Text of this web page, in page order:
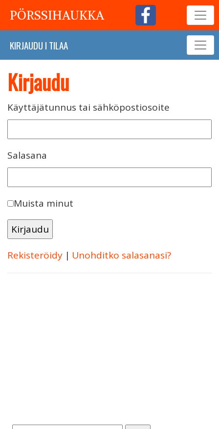
PÖRSSIHAUKKA
KIRJAUDU I TILAA
Kirjaudu
Käyttäjätunnus tai sähköpostiosoite
Salasana
Muista minut
Rekisteröidy | Unohditko salasanasi?